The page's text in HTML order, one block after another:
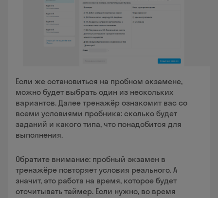
Если же остановиться на пробном экзамене,
можно будет выбрать один из нескольких
вариантов. Далее тренажёр ознакомит вас со
всеми условиями пробника: сколько будет
заданий и какого типа, что понадобится для
выполнения.
Обратите внимание: пробный экзамен в
тренажёре повторяет условия реального. А
значит, это работа на время, которое будет
отсчитывать таймер. Если нужно, во время